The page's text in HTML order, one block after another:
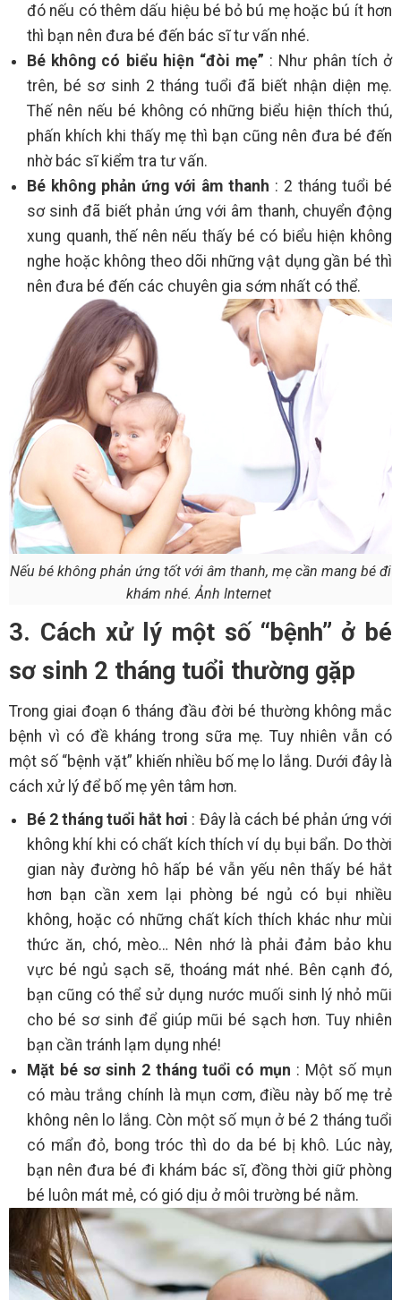
đó nếu có thêm dấu hiệu bé bỏ bú mẹ hoặc bú ít hơn
thì bạn nên đưa bé đến bác sĩ tư vấn nhé.
Bé không có biểu hiện “đòi mẹ” : Như phân tích ở
trên, bé sơ sinh 2 tháng tuổi đã biết nhận diện mẹ.
Thế nên nếu bé không có những biểu hiện thích thú,
phấn khích khi thấy mẹ thì bạn cũng nên đưa bé đến
nhờ bác sĩ kiểm tra tư vấn.
Bé không phản ứng với âm thanh : 2 tháng tuổi bé
sơ sinh đã biết phản ứng với âm thanh, chuyển động
xung quanh, thế nên nếu thấy bé có biểu hiện không
nghe hoặc không theo dõi những vật dụng gần bé thì
nên đưa bé đến các chuyên gia sớm nhất có thể.
Nếu bé không phản ứng tốt với âm thanh, mẹ cần mang bé đi
khám nhé. Ảnh Internet
3. Cách xử lý một số “bệnh” ở bé
sơ sinh 2 tháng tuổi thường gặp
Trong giai đoạn 6 tháng đầu đời bé thường không mắc
bệnh vì có đề kháng trong sữa mẹ. Tuy nhiên vẫn có
một số “bệnh vặt” khiến nhiều bố mẹ lo lắng. Dưới đây là
cách xử lý để bố mẹ yên tâm hơn.
Bé 2 tháng tuổi hắt hơi : Đây là cách bé phản ứng với
không khí khi có chất kích thích ví dụ bụi bẩn. Do thời
gian này đường hô hấp bé vẫn yếu nên thấy bé hắt
hơn bạn cần xem lại phòng bé ngủ có bụi nhiều
không, hoặc có những chất kích thích khác như mùi
thức ăn, chó, mèo… Nên nhớ là phải đảm bảo khu
vực bé ngủ sạch sẽ, thoáng mát nhé. Bên cạnh đó,
bạn cũng có thể sử dụng nước muối sinh lý nhỏ mũi
cho bé sơ sinh để giúp mũi bé sạch hơn. Tuy nhiên
bạn cần tránh lạm dụng nhé!
Mặt bé sơ sinh 2 tháng tuổi có mụn : Một số mụn
có màu trắng chính là mụn cơm, điều này bố mẹ trẻ
không nên lo lắng. Còn một số mụn ở bé 2 tháng tuổi
có mẩn đỏ, bong tróc thì do da bé bị khô. Lúc này,
bạn nên đưa bé đi khám bác sĩ, đồng thời giữ phòng
bé luôn mát mẻ, có gió dịu ở môi trường bé nằm.